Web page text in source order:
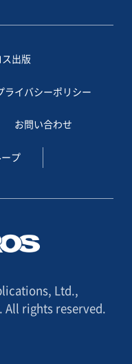
出版
ライバシーポリシー
お問い合わせ
プ
Ltd.,
All rights reserved.